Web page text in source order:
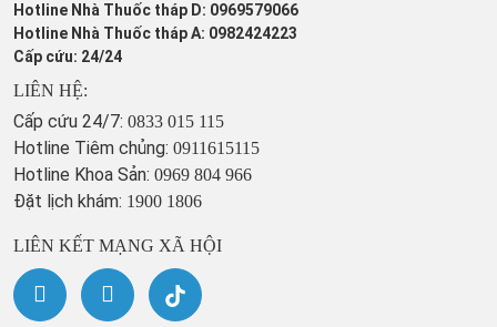
Hotline Nhà Thuốc tháp D: 0969579066
Hotline Nhà Thuốc tháp A: 0982424223
Cấp cứu: 24/24
LIÊN HỆ:
Cấp cứu 24/7: 0833 015 115
Hotline Tiêm chủng: 0911615115
Hotline Khoa Sản: 0969 804 966
Đặt lịch khám: 1900 1806
LIÊN KẾT MẠNG XÃ HỘI